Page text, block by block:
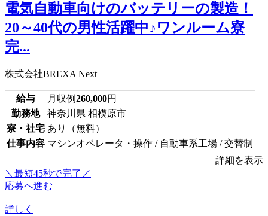
電気自動車向けのバッテリーの製造！
20～40代の男性活躍中♪ワンルーム寮
完...
株式会社BREXA Next
給与 月収例260,000円
勤務地
神奈川県 相模原市
寮・社宅 あり（無料）
仕事内容 マシンオペレータ・操作 / 自動車系工場 / 交替制
詳細を表示
＼最短45秒で完了／
応募へ進む
詳しく